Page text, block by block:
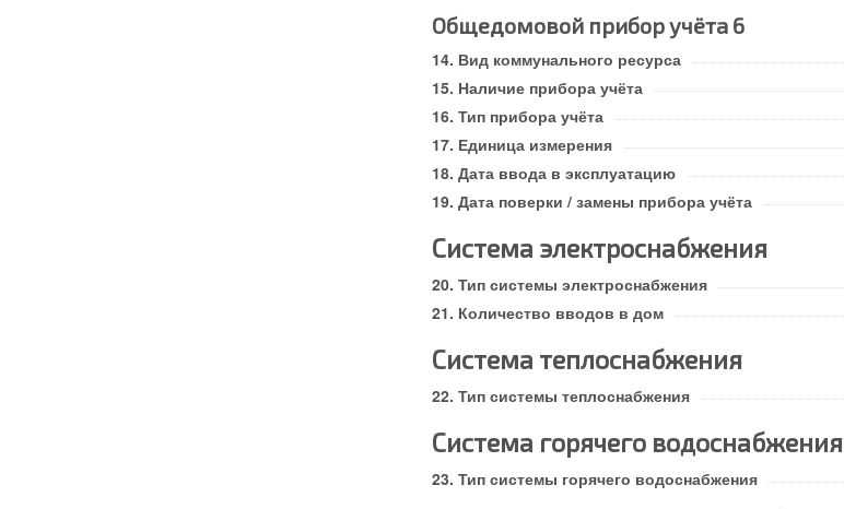
Общедомовой прибор учёта 6
Вид коммунального ресурса
Наличие прибора учёта
Тип прибора учёта
Единица измерения
Дата ввода в эксплуатацию
Дата поверки / замены прибора учёта
Система электроснабжения
Тип системы электроснабжения
Количество вводов в дом
Система теплоснабжения
Тип системы теплоснабжения
Система горячего водоснабжения
Тип системы горячего водоснабжения